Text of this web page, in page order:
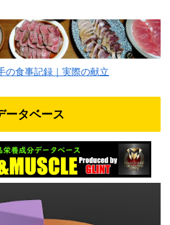
の食事記録｜実際の献立
ータベース